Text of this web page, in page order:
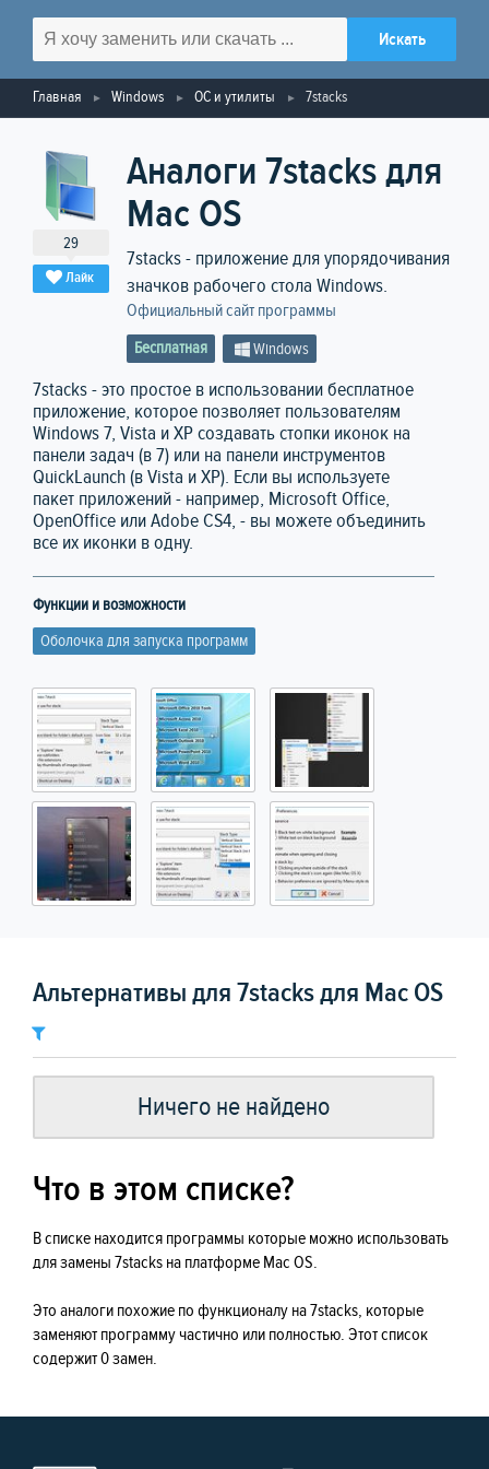
Главная Windows ОС и утилиты 7stacks
29
Лайк
Аналоги 7stacks для
Mac OS
7stacks - приложение для упорядочивания
значков рабочего стола Windows.
Официальный сайт программы
Бесплатная Windows
7stacks - это простое в использовании бесплатное
приложение, которое позволяет пользователям
Windows 7, Vista и XP создавать стопки иконок на
панели задач (в 7) или на панели инструментов
QuickLaunch (в Vista и XP). Если вы используете
пакет приложений - например, Microsoft Office,
OpenOffice или Adobe CS4, - вы можете объединить
все их иконки в одну.
Функции и возможности
Оболочка для запуска программ
Альтернативы для 7stacks для Mac OS
Ничего не найдено
Что в этом списке?
В списке находится программы которые можно использовать
для замены 7stacks на платформе Mac OS.
Это аналоги похожие по функционалу на 7stacks, которые
заменяют программу частично или полностью. Этот список
содержит 0 замен.